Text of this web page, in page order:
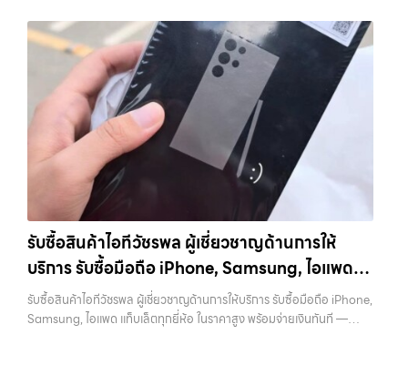
รับซื้อสินค้าไอทีวัชรพล ผู้เชี่ยวชาญด้านการให้
บริการ รับซื้อมือถือ iPhone, Samsung, ไอแพด
แท็บเล็ตทุกยี่ห้อ ในราคาสูง พร้อมจ่ายเงินทันที
รับซื้อสินค้าไอทีวัชรพล ผู้เชี่ยวชาญด้านการให้บริการ รับซื้อมือถือ iPhone,
Samsung, ไอแพด แท็บเล็ตทุกยี่ห้อ ในราคาสูง พร้อมจ่ายเงินทันที —